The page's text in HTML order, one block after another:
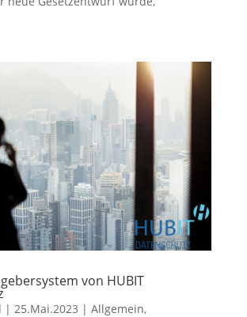
von HUBIT
| 25.Mai.2023 | Allgemein,